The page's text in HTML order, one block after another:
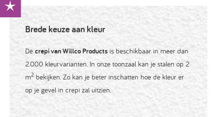
Brede keuze aan kleur
Decrepi van Willco Products is beschikbaar in meer dan
2.000 kleurvarianten. In onze toonzaal kan je stalen op 2
m2bekijken. Zo kan je beter inschatten hoe de kleur er
op je gevel in crepi zal uitzien.